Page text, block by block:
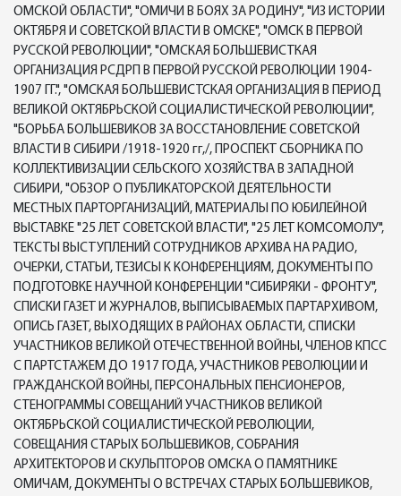
ОМСКОЙ ОБЛАСТИ", "ОМИЧИ В БОЯХ ЗА РОДИНУ", "ИЗ ИСТОРИИ
ОКТЯБРЯ И СОВЕТСКОЙ ВЛАСТИ В ОМСКЕ", "ОМСК В ПЕРВОЙ
РУССКОЙ РЕВОЛЮЦИИ", "ОМСКАЯ БОЛЬШЕВИСТКАЯ
ОРГАНИЗАЦИЯ РСДРП В ПЕРВОЙ РУССКОЙ РЕВОЛЮЦИИ 1904-
1907 ГГ.", "ОМСКАЯ БОЛЬШЕВИСТСКАЯ ОРГАНИЗАЦИЯ В ПЕРИОД
ВЕЛИКОЙ ОКТЯБРЬСКОЙ СОЦИАЛИСТИЧЕСКОЙ РЕВОЛЮЦИИ",
"БОРЬБА БОЛЬШЕВИКОВ ЗА ВОССТАНОВЛЕНИЕ СОВЕТСКОЙ
ВЛАСТИ В СИБИРИ /1918-1920 гг,/, ПРОСПЕКТ СБОРНИКА ПО
КОЛЛЕКТИВИЗАЦИИ СЕЛЬСКОГО ХОЗЯЙСТВА В ЗАПАДНОЙ
СИБИРИ, "ОБЗОР О ПУБЛИКАТОРСКОЙ ДЕЯТЕЛЬНОСТИ
МЕСТНЫХ ПАРТОРГАНИЗАЦИЙ, МАТЕРИАЛЫ ПО ЮБИЛЕЙНОЙ
ВЫСТАВКЕ "25 ЛЕТ СОВЕТСКОЙ ВЛАСТИ", "25 ЛЕТ КОМСОМОЛУ",
ТЕКСТЫ ВЫСТУПЛЕНИЙ СОТРУДНИКОВ АРХИВА НА РАДИО,
ОЧЕРКИ, СТАТЬИ, ТЕЗИСЫ К КОНФЕРЕНЦИЯМ, ДОКУМЕНТЫ ПО
ПОДГОТОВКЕ НАУЧНОЙ КОНФЕРЕНЦИИ "СИБИРЯКИ - ФРОНТУ",
СПИСКИ ГАЗЕТ И ЖУРНАЛОВ, ВЫПИСЫВАЕМЫХ ПАРТАРХИВОМ,
ОПИСЬ ГАЗЕТ, ВЫХОДЯЩИХ В РАЙОНАХ ОБЛАСТИ, СПИСКИ
УЧАСТНИКОВ ВЕЛИКОЙ ОТЕЧЕСТВЕННОЙ ВОЙНЫ, ЧЛЕНОВ КПСС
С ПАРТСТАЖЕМ ДО 1917 ГОДА, УЧАСТНИКОВ РЕВОЛЮЦИИ И
ГРАЖДАНСКОЙ ВОЙНЫ, ПЕРСОНАЛЬНЫХ ПЕНСИОНЕРОВ,
СТЕНОГРАММЫ СОВЕЩАНИЙ УЧАСТНИКОВ ВЕЛИКОЙ
ОКТЯБРЬСКОЙ СОЦИАЛИСТИЧЕСКОЙ РЕВОЛЮЦИИ,
СОВЕЩАНИЯ СТАРЫХ БОЛЬШЕВИКОВ, СОБРАНИЯ
АРХИТЕКТОРОВ И СКУЛЬПТОРОВ ОМСКА О ПАМЯТНИКЕ
ОМИЧАМ, ДОКУМЕНТЫ О ВСТРЕЧАХ СТАРЫХ БОЛЬШЕВИКОВ,